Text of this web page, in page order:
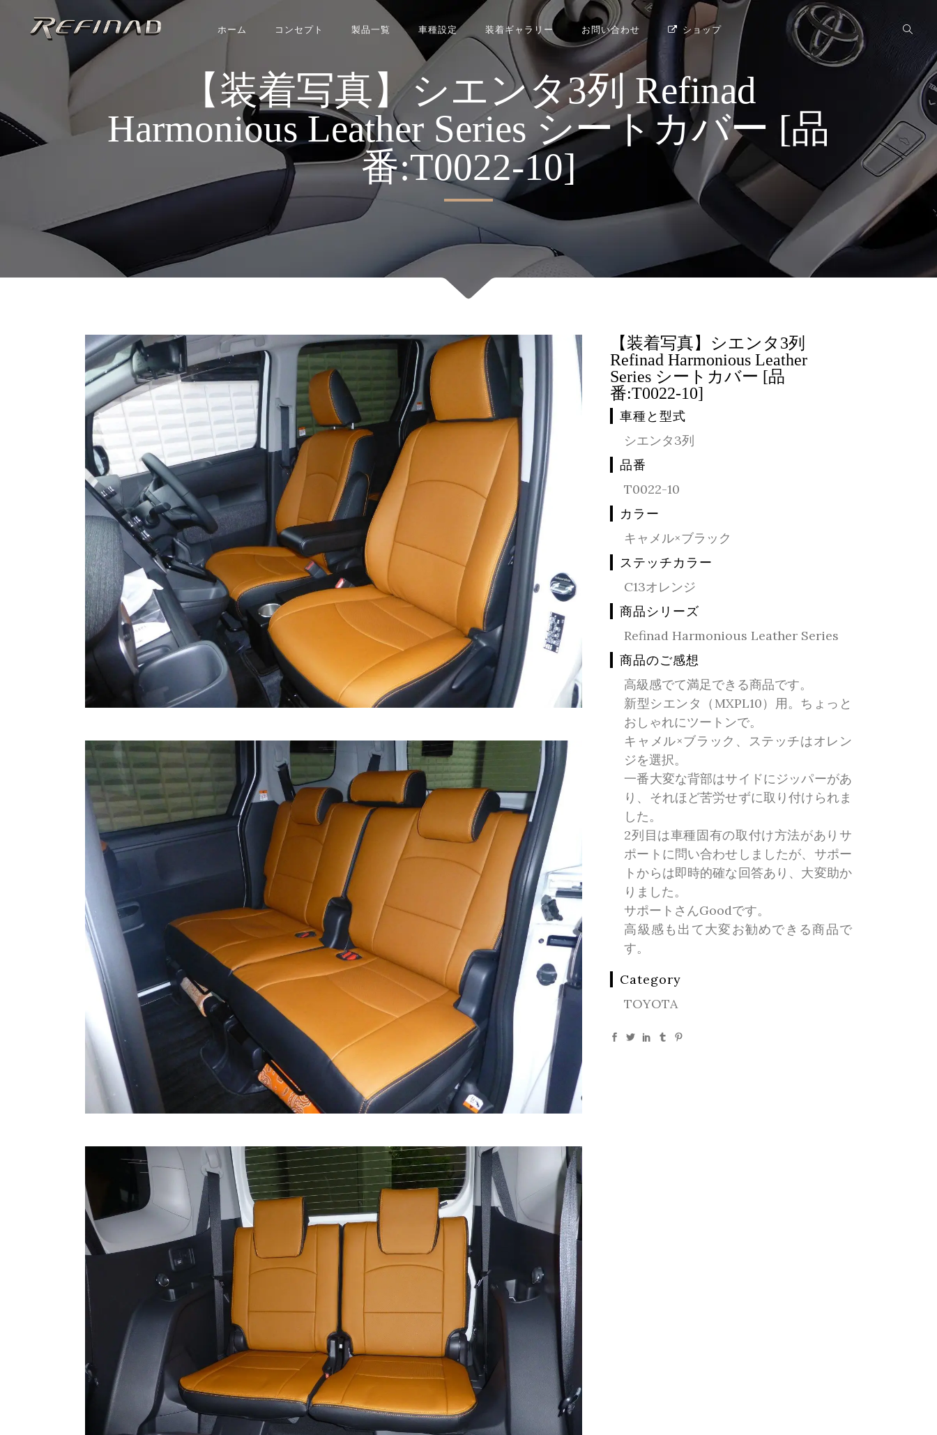
ホーム コンセプト 製品一覧 車種設定 装着ギャラリー お問い合わせ ショップ
【装着写真】シエンタ3列 Refinad
Harmonious Leather Series シートカバー [品
番:T0022-10]
【装着写真】シエンタ3列
Refinad Harmonious Leather
Series シートカバー [品
番:T0022-10]
車種と型式
シエンタ3列
品番
T0022-10
カラー
キャメル×ブラック
ステッチカラー
C13オレンジ
商品シリーズ
Refinad Harmonious Leather Series
商品のご感想
高級感でて満足できる商品です。
新型シエンタ（MXPL10）用。ちょっと
おしゃれにツートンで。
キャメル×ブラック、ステッチはオレン
ジを選択。
一番大変な背部はサイドにジッパーがあ
り、それほど苦労せずに取り付けられま
した。
2列目は車種固有の取付け方法がありサ
ポートに問い合わせしましたが、サポー
トからは即時的確な回答あり、大変助か
りました。
サポートさんGoodです。
高級感も出て大変お勧めできる商品で
す。
Category
TOYOTA